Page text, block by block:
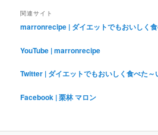
関連サイト
marronrecipe | ダイエットでもおいしく食
YouTube | marronrecipe
Twitter | ダイエットでもおいしく食べた～
Facebook | 栗林 マロン